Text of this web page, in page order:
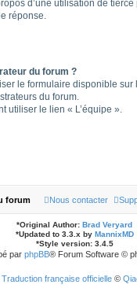
d’une utilisation de
réponse.
du forum ?
le formulaire disponible
du forum.
utiliser le lien « L’équipe ».
forum Nous contacter
*Original Author: Brad Veryard
*Updated to 3.3.x by MannixMD
*Style version: 3.4.5
par phpBB® Forum Software ©
Traduction française officielle©